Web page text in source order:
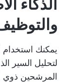
الذكاء
يمكنك استخدام
لتحليل السير
المرشحين ذوي